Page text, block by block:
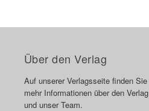
Über den Verlag
Auf unserer Verlagsseite finden Sie
mehr Informationen über den Verlag
und unser Team.